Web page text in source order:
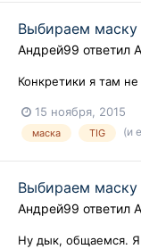
Выбираем маску
Андрей99 ответил
Конкретики я там
15 ноября, 2015
маска TIG (и
Выбираем маску
Андрей99 ответил
Ну дык, общаемся. Я